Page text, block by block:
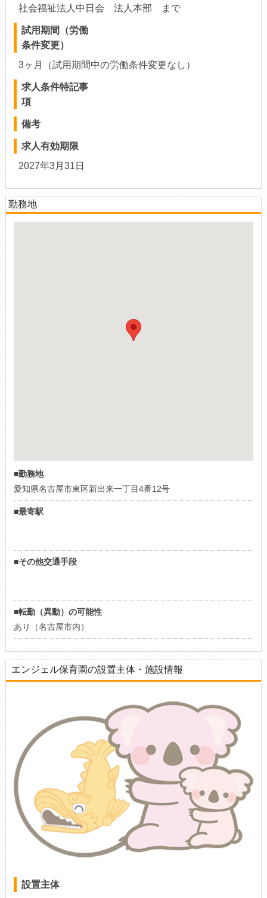
社会福祉法人中日会 法人本部 まで
試用期間（労働
条件変更）
3ヶ月（試用期間中の労働条件変更なし）
求人条件特記事
項
備考
求人有効期限
2027年3月31日
勤務地
■勤務地
愛知県名古屋市東区新出来一丁目4番12号
■最寄駅
■その他交通手段
■転勤（異動）の可能性
あり（名古屋市内）
エンジェル保育園の設置主体・施設情報
設置主体